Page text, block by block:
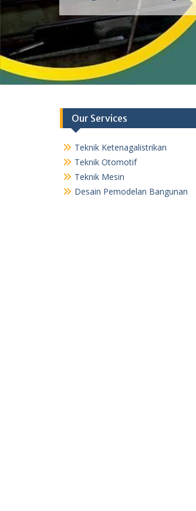
Our Services
Teknik Ketenagalistrikan
Teknik Otomotif
Teknik Mesin
Desain Pemodelan Bangunan